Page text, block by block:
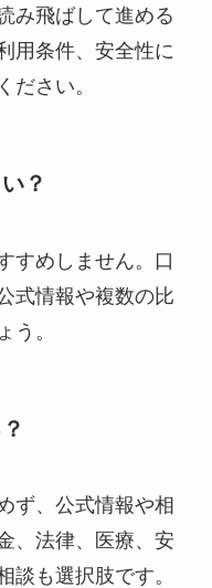
み飛ばして進める
用条件、安全性に
ださい。
？
すめしません。口
式情報や複数の比
う。
ず、公式情報や相
、法律、医療、安
談も選択肢です。